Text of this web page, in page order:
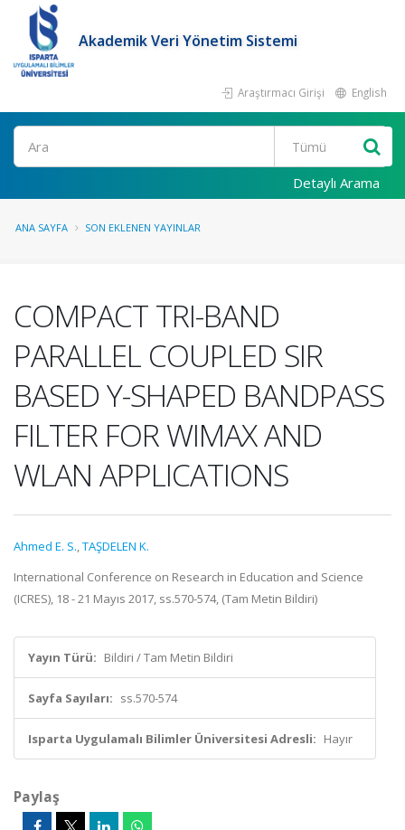
Akademik Veri Yönetim Sistemi
Araştırmacı Girişi English
Ara
Detaylı Arama
ANA SAYFA SON EKLENEN YAYINLAR
COMPACT TRI-BAND
PARALLEL COUPLED SIR
BASED Y-SHAPED BANDPASS
FILTER FOR WIMAX AND
WLAN APPLICATIONS
Ahmed E. S.,TAŞDELEN K.
International Conference on Research in Education and Science
(ICRES), 18 - 21 Mayıs 2017, ss.570-574, (Tam Metin Bildiri)
Yayın Türü: Bildiri / Tam Metin Bildiri
Sayfa Sayıları: ss.570-574
Isparta Uygulamalı Bilimler Üniversitesi Adresli: Hayır
Paylaş